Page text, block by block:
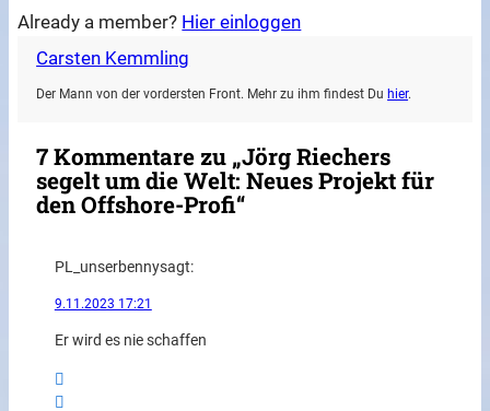
Already a member? Hier einloggen
Carsten Kemmling
Der Mann von der vordersten Front. Mehr zu ihm findest Du hier.
7 Kommentare zu „Jörg Riechers
segelt um die Welt: Neues Projekt für
den Offshore-Profi“
PL_unserbennysagt:
9.11.2023 17:21
Er wird es nie schaffen